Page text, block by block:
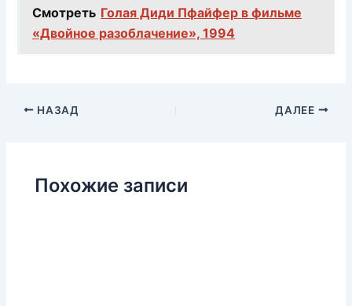
Смотреть Голая Диди Пфайфер в фильме
«Двойное разоблачение», 1994
НАЗАД ДАЛЕЕ
Похожие записи